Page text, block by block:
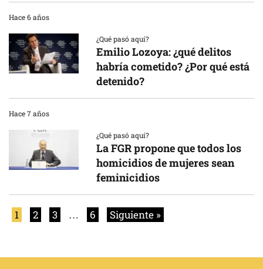
Hace 6 años
¿Qué pasó aquí?
Emilio Lozoya: ¿qué delitos
habría cometido? ¿Por qué está
detenido?
Hace 7 años
¿Qué pasó aquí?
La FGR propone que todos los
homicidios de mujeres sean
feminicidios
1 2 3 … 6 Siguiente »